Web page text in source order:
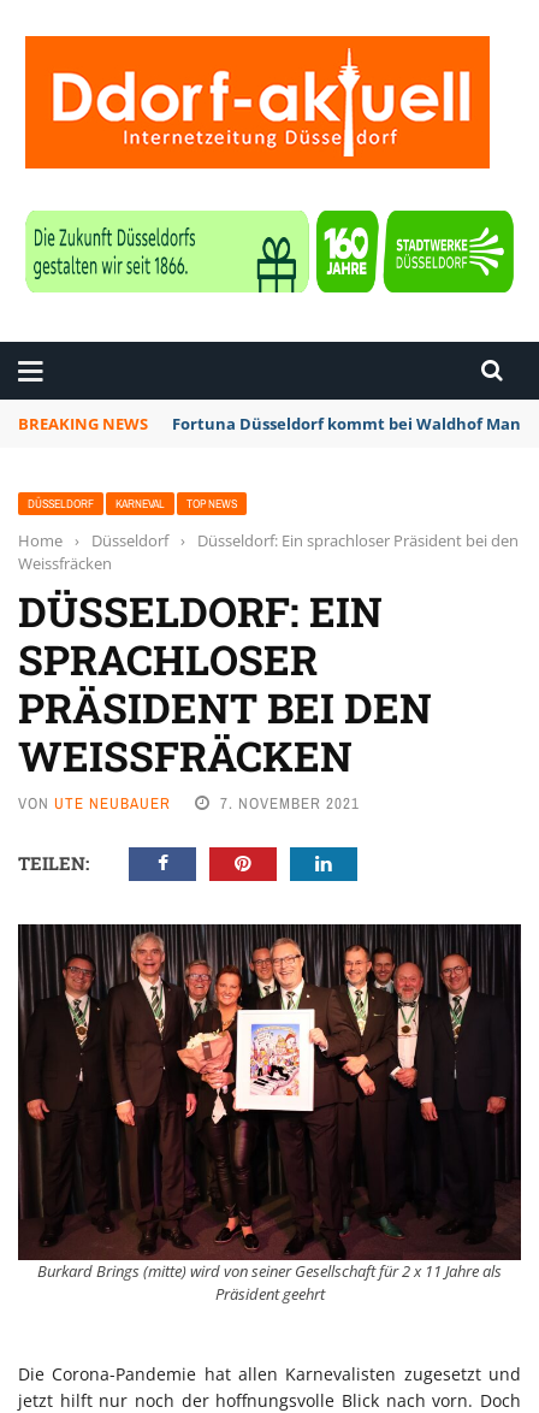
BREAKING NEWS Fortuna Düsseldorf kommt bei Waldhof
DÜSSELDORF KARNEVAL TOP NEWS
Home › Düsseldorf ›
Düsseldorf: Ein sprachloser Präsident bei den
Weissfräcken
DÜSSELDORF: EIN
SPRACHLOSER
PRÄSIDENT BEI DEN
WEISSFRÄCKEN
VON UTE NEUBAUER 7. NOVEMBER 2021
TEILEN:
Burkard Brings (mitte) wird von seiner Gesellschaft für 2 x 11 Jahre als
Präsident geehrt
Die Corona-Pandemie hat allen Karnevalisten zugesetzt und
jetzt hilft nur noch der hoffnungsvolle Blick nach vorn. Doch